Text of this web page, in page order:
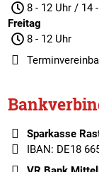
8 - 12 Uhr / 14
Freitag
8 - 12 Uhr
Sparkasse
IBAN: DE18